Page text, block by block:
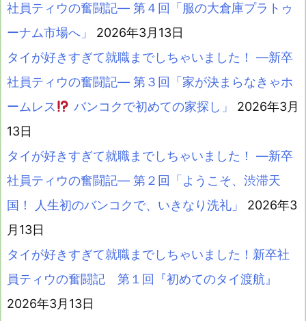
社員ティウの奮闘記― 第４回「服の大倉庫プラトゥ
ーナム市場へ」
2026年3月13日
タイが好きすぎて就職までしちゃいました！ ―新卒
社員ティウの奮闘記― 第３回「家が決まらなきゃホ
ームレス
バンコクで初めての家探し」
2026年3月
13日
タイが好きすぎて就職までしちゃいました！ ―新卒
社員ティウの奮闘記― 第２回「ようこそ、渋滞天
国！ 人生初のバンコクで、いきなり洗礼」
2026年3
月13日
タイが好きすぎて就職までしちゃいました！新卒社
員ティウの奮闘記 第１回『初めてのタイ渡航』
2026年3月13日